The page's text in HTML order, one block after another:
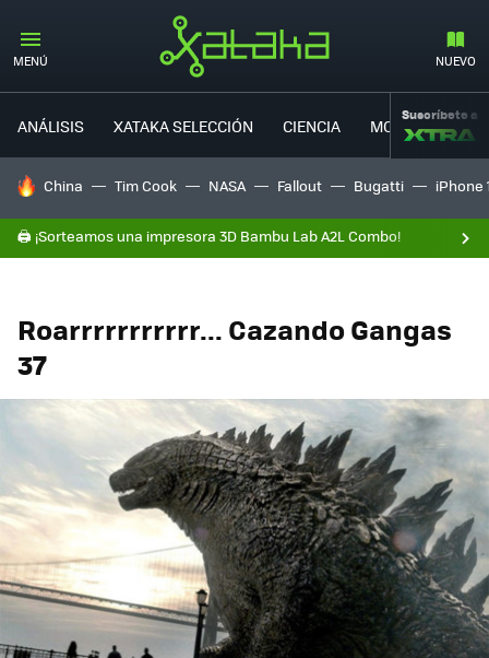
MENÚ NUEVO
ANÁLISIS XATAKA SELECCIÓN CIENCIA MOVILIDAD
Suscríbete a
HOY SE HABLA DE
China Tim Cook NASA Fallout Bugatti iPhone
🖨️ ¡Sorteamos una impresora 3D Bambu Lab A2L Combo!
Roarrrrrrrrrrr... Cazando Gangas
37